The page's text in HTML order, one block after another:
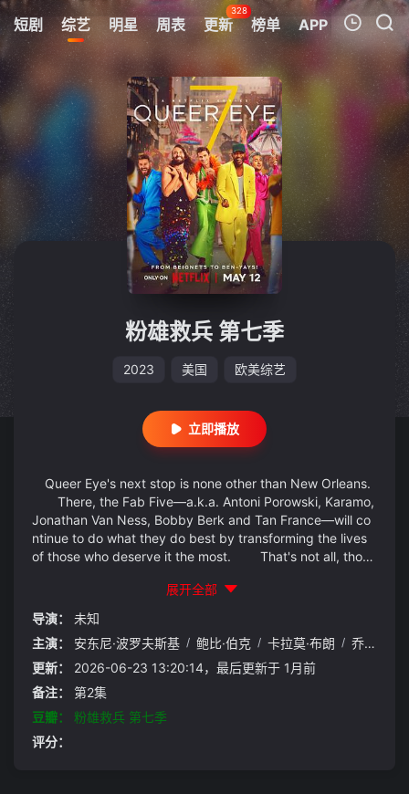
短剧 综艺 明星 周表 更新
328
榜单 APP
我的观影记录
暂无观看影片的记录
粉雄救兵 第七季
2023 美国 欧美综艺
立即播放
Queer Eye's next stop is none other than New Orleans.
There, the Fab Five—a.k.a. Antoni Porowski, Karamo,
Jonathan Van Ness, Bobby Berk and Tan France—will co
ntinue to do what they do best by transforming the lives
of those who deserve it the most. That's not all, thou
s' Daily Pop on August 5, season seven of the Netflix s...
(展开全部)
展开全部
导演：
未知
主演：
安东尼·波罗夫斯基 / 鲍比·伯克 / 卡拉莫·布朗 / 乔纳森·凡·奈斯
更新：
2026-06-23 13:20:14，最后更新于 1月前
备注：
第2集
豆瓣：
粉雄救兵 第七季
评分：